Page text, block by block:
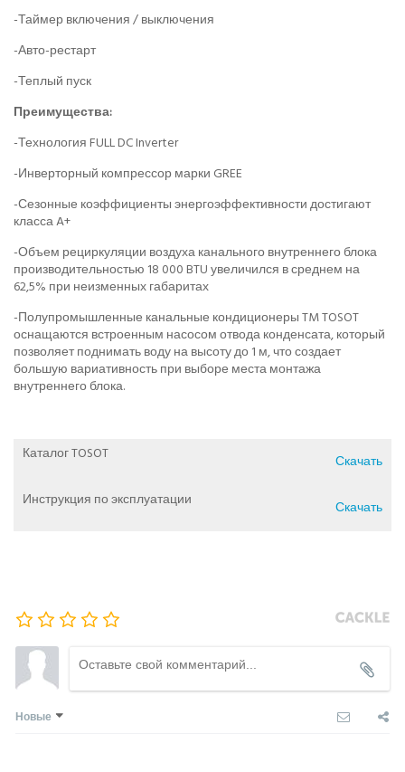
-Таймер включения / выключения
-Авто-рестарт
-Теплый пуск
Преимущества:
-Технология FULL DC Inverter
-Инверторный компрессор марки GREE
-Сезонные коэффициенты энергоэффективности достигают
класса A+
-Объем рециркуляции воздуха канального внутреннего блока
производительностью 18 000 BTU увеличился в среднем на
62,5% при неизменных габаритах
-Полупромышленные канальные кондиционеры TM TOSOT
оснащаются встроенным насосом отвода конденсата, который
позволяет поднимать воду на высоту до 1 м, что создает
большую вариативность при выборе места монтажа
внутреннего блока.
Каталог TOSOT
Скачать
Инструкция по эксплуатации
Скачать
Новые